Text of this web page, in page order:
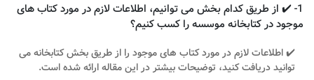
1- ✔️ از طریق کدام بخش می توانیم، اطلاعات لازم در مورد کتاب های
موجود در کتابخانه موسسه را کسب کنیم؟
✔️ اطلاعات لازم در مورد کتاب های موجود را از طریق بخش کتابخانه می
توانید دریافت کنید، توضیحات بیشتر در این مقاله ارائه شده است.